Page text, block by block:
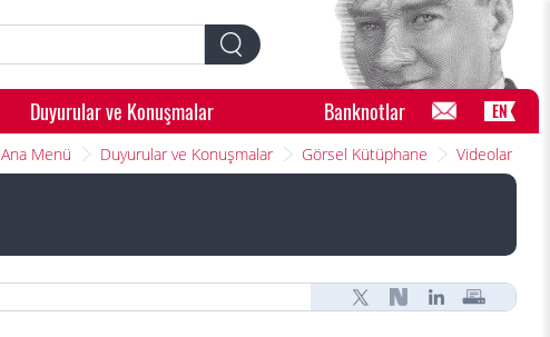
Duyurular ve Konuşmalar Banknotlar EN
Ana Menü Duyurular ve Konuşmalar Görsel Kütüphane Videolar